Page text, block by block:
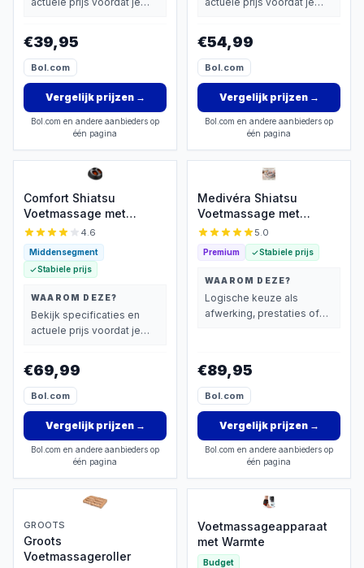
€39,95
Bol.com
Vergelijk prijzen→
Bol.com en andere aanbieders op
één pagina
€54,99
Bol.com
Vergelijk prijzen→
Bol.com en andere aanbieders op
één pagina
Comfort Shiatsu
Voetmassage met
Infrarood 4.6
Middensegment
Stabiele prijs
WAAROM DEZE?
Bekijk specificaties en
actuele prijs voordat je
€69,99
Bol.com
Vergelijk prijzen→
Bol.com en andere aanbieders op
één pagina
Medivéra Shiatsu
Voetmassage met
Warmte en Compressie
5.0
Premium Stabiele prijs
WAAROM DEZE?
Logische keuze als
afwerking, prestaties of
€89,95
Bol.com
Vergelijk prijzen→
Bol.com en andere aanbieders op
één pagina
GROOTS
Groots
Voetmassageroller
Voetmassageapparaat
met Warmte
Budget